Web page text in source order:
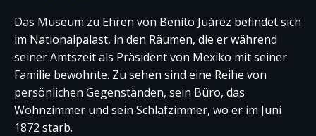
Das Museum zu Ehren von Benito Juárez befindet sich
im Nationalpalast, in den Räumen, die er während
seiner Amtszeit als Präsident von Mexiko mit seiner
Familie bewohnte. Zu sehen sind eine Reihe von
persönlichen Gegenständen, sein Büro, das
Wohnzimmer und sein Schlafzimmer, wo er im Juni
1872 starb.